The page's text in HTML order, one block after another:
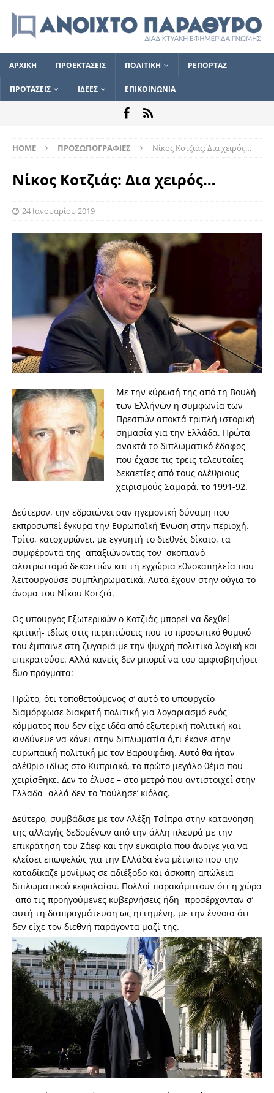
ΑΡΧΙΚΗ ΠΡΟΕΚΤΑΣΕΙΣ ΠΟΛΙΤΙΚΗ ΡΕΠΟΡΤΑΖ
ΠΡΟΤΑΣΕΙΣ ΙΔΕΕΣ ΕΠΙΚΟΙΝΩΝΙΑ
HOME ΠΡΟΣΩΠΟΓΡΑΦΙΕΣ Νίκος Κοτζιάς: Δια χειρός…
Νίκος Κοτζιάς: Δια χειρός…
24 Ιανουαρίου 2019
Με την κύρωσή της από τη Βουλή
των Ελλήνων η συμφωνία των
Πρεσπών αποκτά τριπλή ιστορική
σημασία για την Ελλάδα. Πρώτα
ανακτά το διπλωματικό έδαφος
που έχασε τις τρεις τελευταίες
δεκαετίες από τους ολέθριους
χειρισμούς Σαμαρά, το 1991-92.
Δεύτερον, την εδραιώνει σαν ηγεμονική δύναμη που
εκπροσωπεί έγκυρα την Ευρωπαϊκή Ένωση στην περιοχή.
Τρίτο, κατοχυρώνει, με εγγυητή το διεθνές δίκαιο, τα
συμφέροντά της -απαξιώνοντας τον σκοπιανό
αλυτρωτισμό δεκαετιών και τη εγχώρια εθνοκαπηλεία που
λειτουργούσε συμπληρωματικά. Αυτά έχουν στην ούγια το
όνομα του Νίκου Κοτζιά.
Ως υπουργός Εξωτερικών ο Κοτζιάς μπορεί να δεχθεί
κριτική- ιδίως στις περιπτώσεις που το προσωπικό θυμικό
του έμπαινε στη ζυγαριά με την ψυχρή πολιτικά λογική και
επικρατούσε. Αλλά κανείς δεν μπορεί να του αμφισβητήσει
δυο πράγματα:
Πρώτο, ότι τοποθετούμενος σ’ αυτό το υπουργείο
διαμόρφωσε διακριτή πολιτική για λογαριασμό ενός
κόμματος που δεν είχε ιδέα από εξωτερική πολιτική και
κινδύνευε να κάνει στην διπλωματία ό,τι έκανε στην
ευρωπαϊκή πολιτική με τον Βαρουφάκη. Αυτό θα ήταν
ολέθριο ιδίως στο Κυπριακό, το πρώτο μεγάλο θέμα που
χειρίσθηκε. Δεν το έλυσε – στο μετρό που αντιστοιχεί στην
Ελλαδα- αλλά δεν το ‘πούλησε’ κιόλας.
Δεύτερο, συμβάδισε με τον Αλέξη Τσίπρα στην κατανόηση
της αλλαγής δεδομένων από την άλλη πλευρά με την
επικράτηση του Ζάεφ και την ευκαιρία που άνοιγε για να
κλείσει επωφελώς για την Ελλάδα ένα μέτωπο που την
καταδίκαζε μονίμως σε αδιέξοδο και άσκοπη απώλεια
διπλωματικού κεφαλαίου. Πολλοί παρακάμπτουν ότι η χώρα
-από τις προηγούμενες κυβερνήσεις ήδη- προσέρχονταν σ’
αυτή τη διαπραγμάτευση ως ηττημένη, με την έννοια ότι
δεν είχε τον διεθνή παράγοντα μαζί της.